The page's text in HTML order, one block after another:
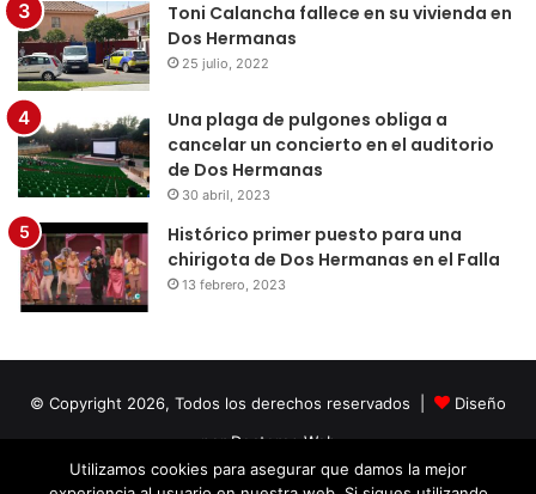
Toni Calancha fallece en su vivienda en
Dos Hermanas
25 julio, 2022
Una plaga de pulgones obliga a
cancelar un concierto en el auditorio
de Dos Hermanas
30 abril, 2023
Histórico primer puesto para una
chirigota de Dos Hermanas en el Falla
13 febrero, 2023
© Copyright 2026, Todos los derechos reservados |
Diseño
por Doctores Web
Utilizamos cookies para asegurar que damos la mejor